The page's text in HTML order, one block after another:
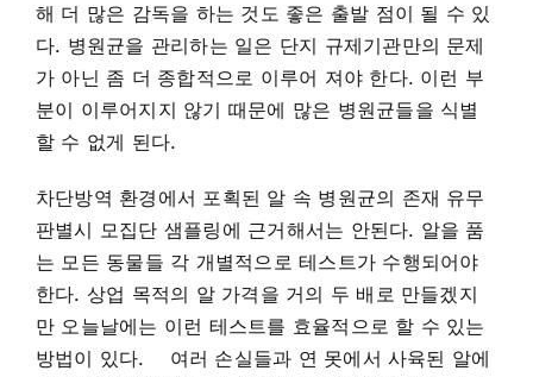
해 더 많은 감독을 하는 것도 좋은 출발 점이 될 수 있
다. 병원균을 관리하는 일은 단지 규제기관만의 문제
가 아닌 좀 더 종합적으로 이루어 져야 한다. 이런 부
분이 이루어지지 않기 때문에 많은 병원균들을 식별
할 수 없게 된다.
차단방역 환경에서 포획된 알 속 병원균의 존재 유무
판별시 모집단 샘플링에 근거해서는 안된다. 알을 품
는 모든 동물들 각 개별적으로 테스트가 수행되어야
한다. 상업 목적의 알 가격을 거의 두 배로 만들겠지
만 오늘날에는 이런 테스트를 효율적으로 할 수 있는
방법이 있다. 여러 손실들과 연 못에서 사육된 알에